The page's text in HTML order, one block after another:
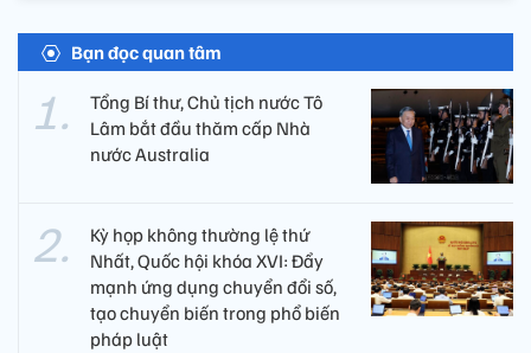
Bạn đọc quan tâm
Tổng Bí thư, Chủ tịch nước Tô
Lâm bắt đầu thăm cấp Nhà
nước Australia
Kỳ họp không thường lệ thứ
Nhất, Quốc hội khóa XVI: Đẩy
mạnh ứng dụng chuyển đổi số,
tạo chuyển biến trong phổ biến
pháp luật